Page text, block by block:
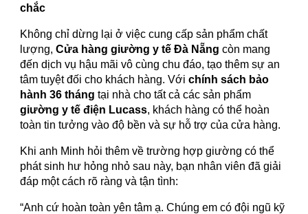
chắc
Không chỉ dừng lại ở việc cung cấp sản phẩm chất
lượng,Cửa hàng giường y tế Đà Nẵng còn mang
đến dịch vụ hậu mãi vô cùng chu đáo, tạo thêm sự an
tâm tuyệt đối cho khách hàng. Vớichính sách bảo
hành 36 tháng tại nhà cho tất cả các sản phẩm
giường y tế điện Lucass, khách hàng có thể hoàn
toàn tin tưởng vào độ bền và sự hỗ trợ của cửa hàng.
Khi anh Minh hỏi thêm về trường hợp giường có thể
phát sinh hư hỏng nhỏ sau này, bạn nhân viên đã giải
đáp một cách rõ ràng và tận tình:
“Anh cứ hoàn toàn yên tâm ạ. Chúng em có đội ngũ kỹ